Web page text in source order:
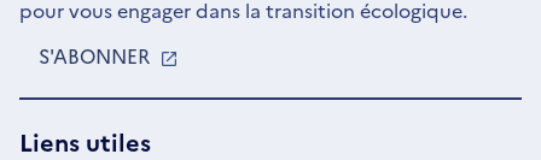
pour vous engager dans la transition écologique.
S'ABONNER
UNE
Liens utiles